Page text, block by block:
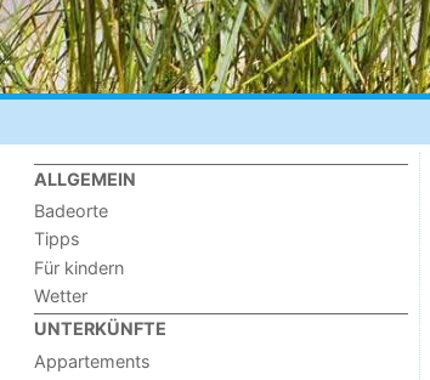
ALLGEMEIN
Badeorte
Tipps
Für kindern
Wetter
UNTERKÜNFTE
Appartements